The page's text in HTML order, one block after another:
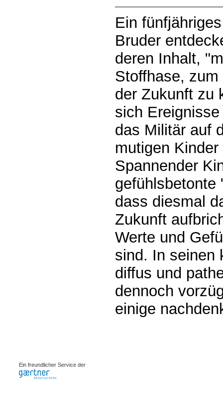
Ein
Bruder
deren Inhalt,
Stoffhase,
der Zukunft zu
sich
das Militär auf
mutigen
Spannender
gefühlsbetonte
dass diesmal
Zukunft
Werte und
sind. In seinen
diffus und
dennoch
einige
Ein freundlicher Service der